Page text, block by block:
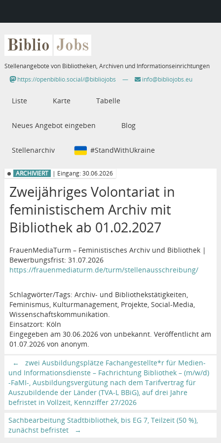
Biblio Jobs
Stellenangebote von Bibliotheken, Archiven und Informationseinrichtungen
https://openbiblio.social/@bibliojobs
— info@bibliojobs.eu
Liste Karte Tabelle
Neues Angebot eingeben Blog
Stellenarchiv #StandWithUkraine
ARCHIVIERT | Eingang: 30.06.2026
Zweijähriges Volontariat in
feministischem Archiv mit
Bibliothek ab 01.02.2027
FrauenMediaTurm – Feministisches Archiv und Bibliothek |
Bewerbungsfrist: 31.07.2026
https://frauenmediaturm.de/turm/stellenausschreibung/
Schlagwörter/Tags: Archiv- und Bibliothekstätigkeiten,
Feminismus, Kulturmanagement, Projekte, Social-Media,
Wissenschaftskommunikation.
Einsatzort: Köln
Eingegeben am 30.06.2026 von unbekannt. Veröffentlicht am
01.07.2026 von anonym.
←
zwei Ausbildungsplätze Fachangestellte*r für Medien-
und Informationsdienste – Fachrichtung Bibliothek – (m/w/d)
-FaMI-, Ausbildungsvergütung nach dem Tarifvertrag für
Auszubildende der Länder (TVA-L BBiG), auf drei Jahre
befristet in Vollzeit, Kennziffer 27/2026
Sachbearbeitung Stadtbibliothek, bis EG 7, Teilzeit (50 %),
zunächst befristet
→